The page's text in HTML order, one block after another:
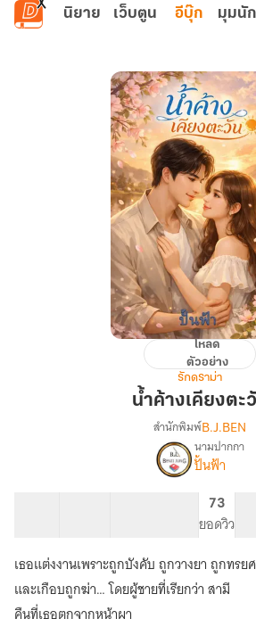
ข้ามไปยังเนื้อหาหลัก
นิยาย เว็บตูน อีบุ๊ก มุมนั
น้ำค้าง
ตะวัน
โหลด
ตัวอย่าง
รักดราม่า
น้ำค้างเคียงตะ
เรื่อง
น้ำค้าง
ตะวัน
สำนักพิมพ์B.J.BEN
นามปากกา
ปั้นฟ้า
73
ยอดวิว
เธอแต่งงานเพราะถูกบังคับ ถูกวางยา ถูกทรยศ
และเกือบถูกฆ่า… โดยผู้ชายที่เรียกว่า สามี
คืนที่เธอตกจากหน้าผา